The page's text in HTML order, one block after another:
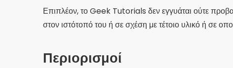
Επιπλέον, το Geek Tutorials δεν εγγυάται ούτε
στον ιστότοπό του ή σε σχέση με τέτοιο υλικό ή σε
Περιορισμοί